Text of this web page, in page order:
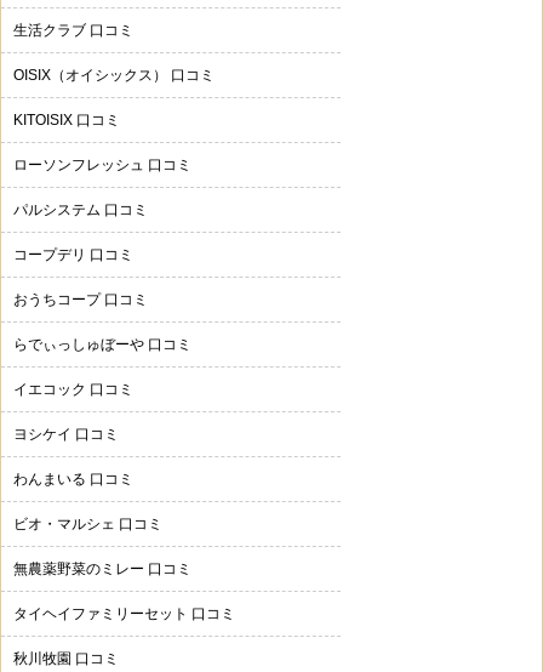
生活クラブ 口コミ
OISIX（オイシックス） 口コミ
KITOISIX 口コミ
ローソンフレッシュ 口コミ
パルシステム 口コミ
コープデリ 口コミ
おうちコープ 口コミ
らでぃっしゅぼーや 口コミ
イエコック 口コミ
ヨシケイ 口コミ
わんまいる 口コミ
ビオ・マルシェ 口コミ
無農薬野菜のミレー 口コミ
タイヘイファミリーセット 口コミ
秋川牧園 口コミ